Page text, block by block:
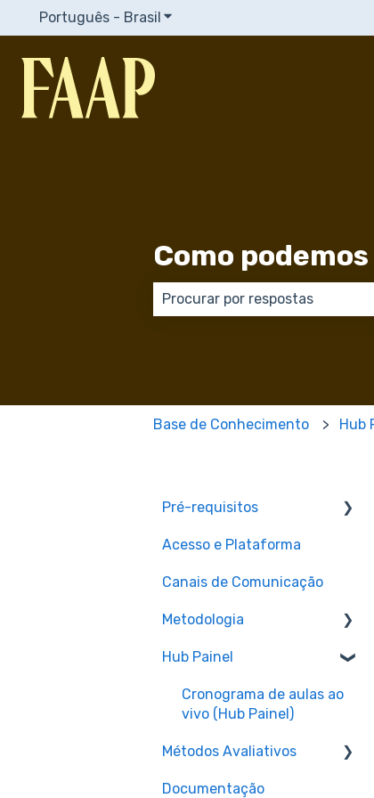
Português - Brasil Mostrar submenu para traduções
Como
Base de Conhecimento Hub
Pré-requisitos
Pré-requisitos para
Acesso e Plataforma
Canais de Comunicação
Metodologia
Aulas
Materiais e Recursos
Hub Painel
Cronograma de aulas ao
vivo (Hub Painel)
Métodos Avaliativos
Assignments e Provas
Documentação